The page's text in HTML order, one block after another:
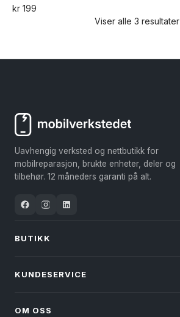
Vurdert
4.53
kr 199
Viser alle 3 resultater
Uavhengig verksted og nettbutikk for
mobilreparasjon, brukte enheter, deler og
tilbehør. 12 måneders garanti på alt.
BUTIKK
KUNDESERVICE
OM OSS